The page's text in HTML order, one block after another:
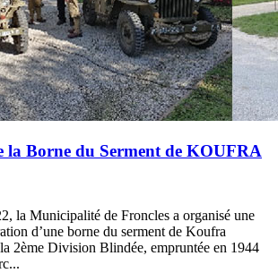
la Borne du Serment de KOUFRA
la Municipalité de Froncles a organisé une
d’une borne du serment de Koufra
2ème Division Blindée, empruntée en 1944